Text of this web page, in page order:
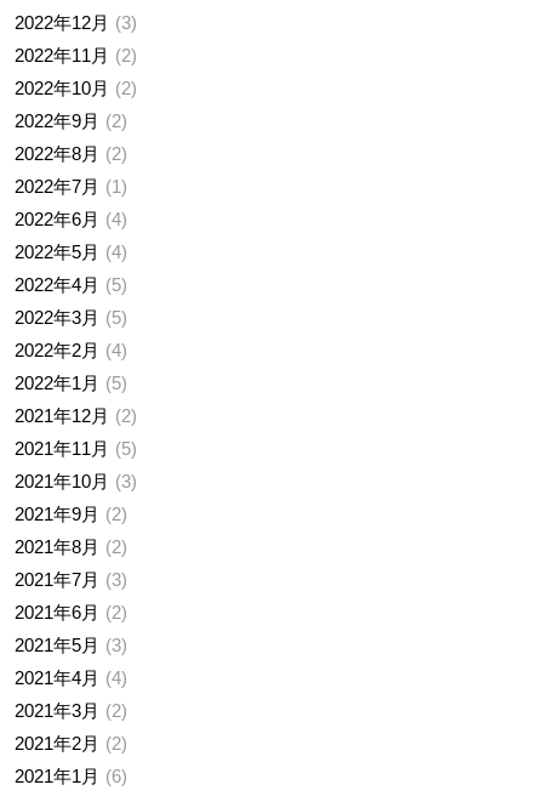
2022年12月
3
2022年11月
2
2022年10月
2
2022年9月
2
2022年8月
2
2022年7月
1
2022年6月
4
2022年5月
4
2022年4月
5
2022年3月
5
2022年2月
4
2022年1月
5
2021年12月
2
2021年11月
5
2021年10月
3
2021年9月
2
2021年8月
2
2021年7月
3
2021年6月
2
2021年5月
3
2021年4月
4
2021年3月
2
2021年2月
2
2021年1月
6